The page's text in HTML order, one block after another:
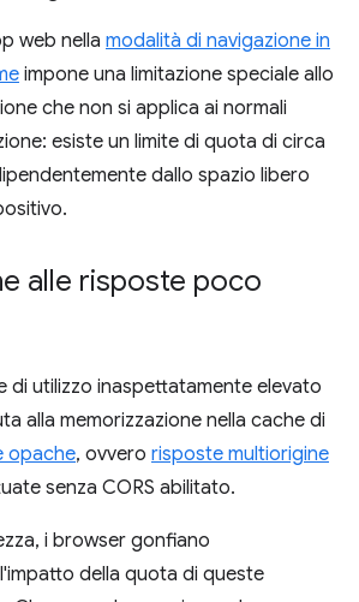
web nella modalità di navigazione in
impone una limitazione speciale allo
che non si applica ai normali
esiste un limite di quota di circa
dallo spazio libero
alle risposte poco
di utilizzo inaspettatamente elevato
alla memorizzazione nella cache di
opache, ovvero risposte multiorigine
senza CORS abilitato.
i browser gonfiano
della quota di queste